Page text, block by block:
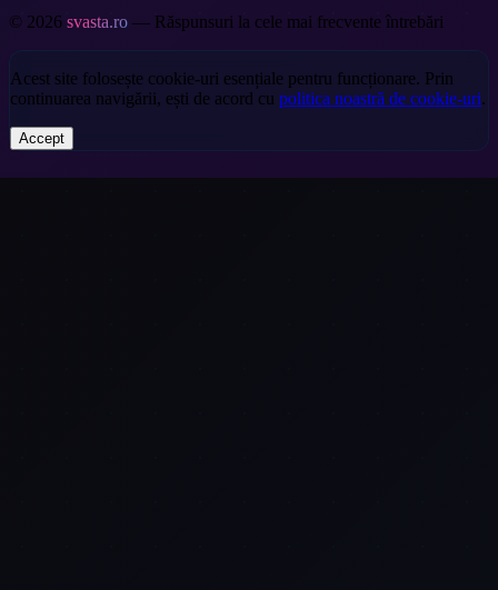
© 2026 svasta.ro — Răspunsuri la cele mai frecvente întrebări
Acest site folosește cookie-uri esențiale pentru funcționare. Prin
continuarea navigării, ești de acord cu politica noastră de cookie-uri.
Accept